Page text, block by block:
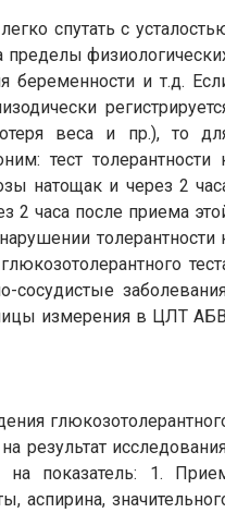
спутать с
пределы
беременности и т.д.
веса и пр.), то
тест толерантности
натощак и через 2
2 часа после приема
толерантности
измерения в ЦЛТ
результат
на показатель: 1.
аспирина,